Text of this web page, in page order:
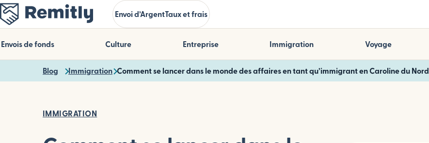
Skip
to
main
content
Envoi d’ArgentTaux et frais
Envois de fonds Culture Entreprise Immigration Voyage
Blog Immigration Comment se lancer dans le monde des affaires en tant qu’immigrant en Caroline du Nord
IMMIGRATION